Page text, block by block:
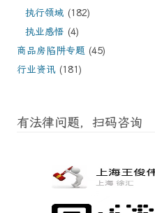
执行领域 (182)
执业感悟 (4)
商品房陷阱专题 (45)
行业资讯 (181)
有法律问题，扫码咨询